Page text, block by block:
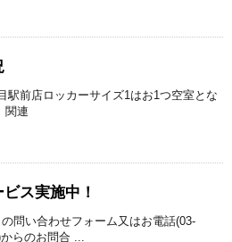
駅前店ロッカーサイズ1はお1つ空室とな
関連
ス実施中！
問い合わせフォーム又はお電話(03-
らのお問合 ...